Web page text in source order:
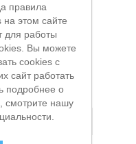
правила
на этом сайте
для работы
Вы можете
cookies с
сайт работать
подробнее о
смотрите нашу